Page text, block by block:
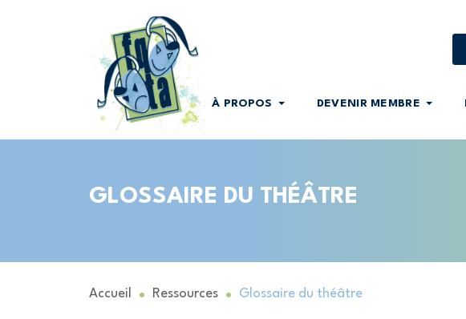
À PROPOS DEVENIR MEMBRE
GLOSSAIRE DU THÉÂTRE
Accueil Ressources Glossaire du théâtre